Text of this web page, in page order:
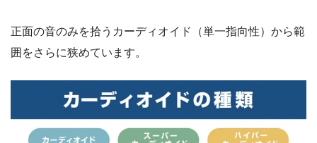
正面の音のみを拾うカーディオイド（単一指向性）から範
囲をさらに狭めています。